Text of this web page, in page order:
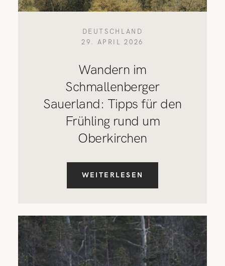
DEUTSCHLAND
29. APRIL 2026
Wandern im
Schmallenberger
Sauerland: Tipps für den
Frühling rund um
Oberkirchen
WEITERLESEN